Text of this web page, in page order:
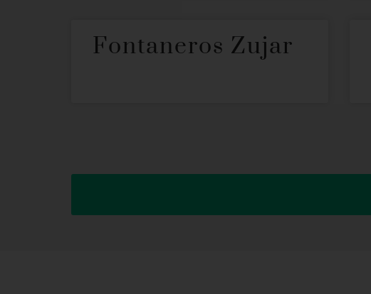
Fontaneros Zujar